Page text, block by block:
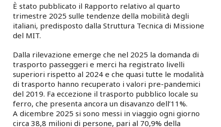
È stato pubblicato il Rapporto relativo al quarto
trimestre 2025 sulle tendenze della mobilità degli
italiani, predisposto dalla Struttura Tecnica di Missione
del MIT.
Dalla rilevazione emerge che nel 2025 la domanda di
trasporto passeggeri e merci ha registrato livelli
superiori rispetto al 2024 e che quasi tutte le modalità
di trasporto hanno recuperato i valori pre-pandemici
del 2019. Fa eccezione il trasporto pubblico locale su
ferro, che presenta ancora un disavanzo dell’11%.
A dicembre 2025 si sono messi in viaggio ogni giorno
circa 38,8 milioni di persone, pari al 70,9% della